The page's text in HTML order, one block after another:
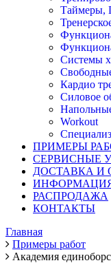
Таймеры,
Системы
Кардио
Силовое
Workout
ПРИМЕРЫ
СЕРВИСНЫЕ
ДОСТАВКА И
РАСПРОДАЖА
КОНТАКТЫ
Главная
Примеры работ
Академия